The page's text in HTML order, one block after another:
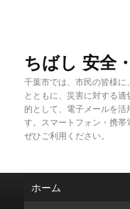
ちばし 安全
千葉市では、市民の皆様に
とともに、災害に対する
的として、電子メールを
す。スマートフォン・携帯
ぜひご利用ください。
ホーム